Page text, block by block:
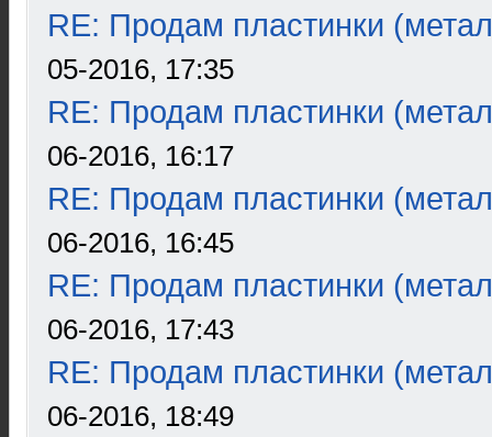
RE: Продам пластинки
05-2016, 17:35
RE: Продам пластинки
06-2016, 16:17
RE: Продам пластинки
06-2016, 16:45
RE: Продам пластинки
06-2016, 17:43
RE: Продам пластинки
06-2016, 18:49